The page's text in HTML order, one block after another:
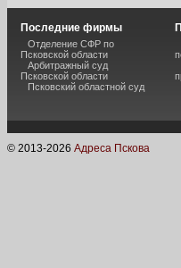
Последние фирмы
Отделение СФР по
Псковской области
Арбитражный суд
Псковской области
Псковский областной суд
© 2013-2026 Адреса Пскова